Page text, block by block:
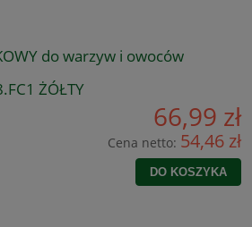
do warzyw i owoców
ŻÓŁTY
66,99 zł
Cena netto: 54,46 zł
DO KOSZYKA